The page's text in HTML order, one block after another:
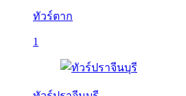
ทัวร์ตาก
1